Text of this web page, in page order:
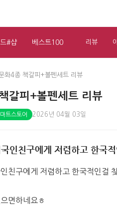
#샵 베스트100 리뷰
화4종 책갈피+볼펜세트 리뷰
갈피+볼펜세트 리뷰
트스토어 2026년 04월 03일
인친구에게 저렴하고 한국
친구에게 저렴하고 한국적인걸
면하네요ㅎ